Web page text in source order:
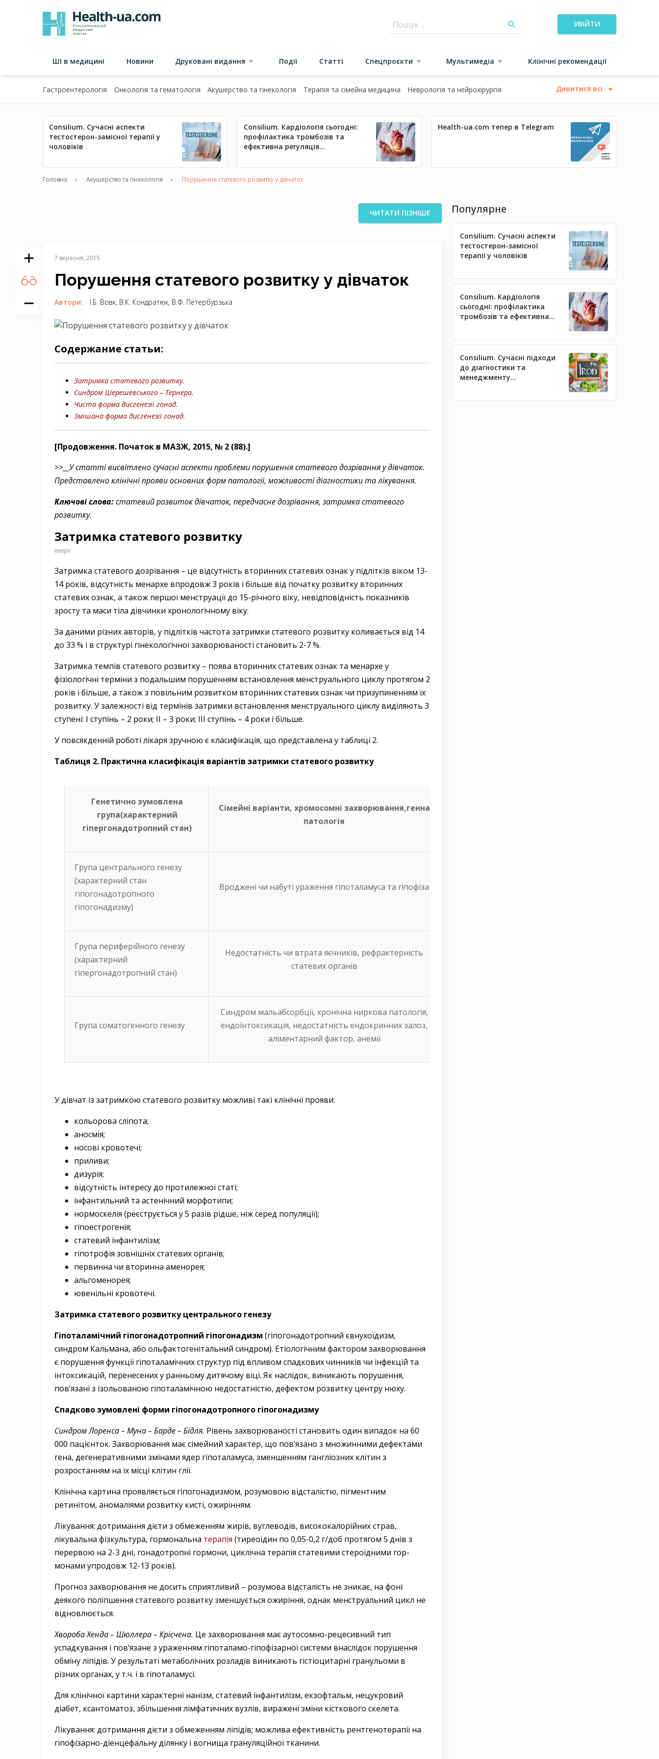
УВІЙТИ
ШІ в медицині Новини Друковані видання Події Статті Спецпроєкти Мультимедіа Клінічні рекомендації
Гастроентерологія Онкологія та гематологія Акушерство та гінекологія Терапія та сімейна медицина Неврологія та нейрохірургія Дивитися всі
Consilium. Сучасні аспекти
тестостерон-замісної терапії у
чоловіків
Consilium. Кардіологія сьогодні:
профілактика тромбозів та
ефективна регуляція
Health-ua.com тепер в Telegram
Головна Акушерство та гінекологія Порушення статевого розвитку у дівчаток
ЧИТАТИ ПІЗНІШЕ
7 вересня, 2015
Порушення статевого розвитку у дівчаток
Автори: І.Б. Вовк, В.К. Кондратюк, В.Ф. Петербурзька
Содержание статьи:
Затримка статевого розвитку.
Синдром Шерешевського – Тернера.
Чиста форма дисгенезії гонад.
Змішана форма дисгенезії гонад.
[Продовження. Початок в МАЗЖ, 2015, № 2 (88).]
>>__У статті висвітлено сучасні аспекти проблеми порушення статевого дозрівання у дівчаток.
Представленоклінічні прояви основних форм патології, можливості діагностики та лікування.
Ключові слова:статевий розвиток дівчаток, передчасне дозрівання, затримка статевого
розвитку.
Затримка статевого розвитку
вверх
Затримка статевого дозрівання – це відсутність вторинних статевих ознак у підлітків віком 13-
14 років, відсутність менархе впродовж 3 років і більше від початку розвитку вторинних
статевих ознак, а також першої менструації до 15-річного віку, невідповідність показників
зросту та маси тіла дівчинки хронологічному віку.
За даними різних авторів, у підлітків частота затримки статевого розвитку коли­вається від 14
до 33 % і в структурі гінекологічної захворюваності становить 2-7 %.
Затримка темпів статевого розвитку – поява вторинних статевих ознак та ме­нархе у
фізіологічні терміни з подальшим порушенням встановлення менструаль­ного циклу протягом 2
років і більше, а також з повільним розвитком вторинних статевих ознак чи призупиненням їх
розвитку. У залежності від термінів затримки встановлення менструального циклу виділяють 3
ступені: І ступінь – 2 роки; II – 3 роки; III ступінь – 4 роки і більше.
У повсякденній роботі лікаря зручною є класифікація, що представлена у таблиці 2.
Таблиця 2. Практична класифікація варіантів затримки статевого розвитку
Генетично зумовлена
група(характерний
гіпергонадотропний стан)
Сімейні варіанти, хромосомні захворювання,генна
патологія
Група центрального генезу
(характерний стан
гіпогонадотропного
гіпогонадизму)
Вроджені чи набуті ураження гіпоталамуса та гіпофіза
Група периферійного генезу
(характерний
гіпергонадотропний стан)
Недостатність чи втрата яєчників, рефрактерність
статевих органів
Група соматогенного генезу
Синдром мальабсорбції, хронічна ниркова патологія,
ендоінтоксикація, недостатність ендокринних залоз,
аліментарний фактор, анемії
У дівчат із затримкою статевого розвитку можливі такі клінічні прояви:
кольорова сліпота;
аносмія;
носові кровотечі;
приливи;
дизурія;
відсутність інтересу до протилежної статі;
інфантильний та астенічний морфотипи;
нормоскелія (реєструється у 5 разів рідше, ніж серед популяції);
гіпоестрогенія;
статевий інфантилізм;
гіпотрофія зовнішніх статевих органів;
первинна чи вторинна аменорея;
альгоменорея;
ювенільні кровотечі.
Затримка статевого розвитку центрального генезу
Гіпоталамічний гіпогонадотропний гіпогонадизм (гіпогонадотропний євнухоїдизм,
синдром Кальмана, або ольфактогенітальний синдром). Етіологічним фактором захворювання
є порушення функції гіпоталамічних структур під впливом спадкових чинників чи інфекцій та
інтоксикацій, перенесених у ранньому дитячому віці. Як наслідок, виникають порушення,
пов’язані з ізольованою гіпоталамічною недо­статністю, дефектом розвитку центру нюху.
Спадково зумовлені форми гіпогонадотропного гіпогонадизму
Синдром Лоренса – Муна – Барде – Бідля. Рівень захворюваності становить один випадок на 60
000 пацієнток. Захворювання має сімейний характер, що пов’язано з множинними дефектами
гена, дегенеративними змінами ядер гіпоталамуса, зменшенням гангліозних клітин з
розростанням на їх місці клітин глії.
Клінічна картина проявляється гіпогонадизмом, розумовою відсталістю, пігментним
ретинітом, ано­маліями розвитку кисті, ожирінням.
Лікування: дотримання дієти з обмеженням жирів, вуглеводів, висококалорійних страв,
лікувальна фізкультура, гормональна терапія (тиреоїдин по 0,05-0,2 г/доб протягом 5 днів з
перер­вою на 2-3 дні, гонадотропні гормони, циклічна терапія статевими стероїдними гор­
монами упродовж 12-13 років).
Прогноз захворювання не досить сприятливий – розумова відсталість не зникає, на фоні
деякого поліпшення статевого розвитку зменшується ожиріння, однак менструальний цикл не
відновлюється.
Хвороба Хенда – Шюллера – Крісчена. Це захворювання має аутосомно-рецесивний тип
успадкування і пов’язане з ураженням гіпоталамо-­гіпофізарної системи внаслідок порушення
обміну ліпідів. У результаті метаболічних розладів виникають гістіоцитарні гранульоми в
різних органах, у т.ч. і в гіпоталамусі.
Для клінічної картини характерні нанізм, статевий інфантилізм, екзофтальм, нецукровий
діабет, ксантоматоз, збільшення лімфатичних вузлів, виражені зміни кісткового скелета.
Лікування: дотримання дієти з обмеженням ліпідів; можлива ефективність рентгенотерапії на
гіпофізарно-діенцефальну ділянку і вогнища грануляційної тканини.
Популярне
Consilium. Сучасні аспекти
тестостерон-замісної
терапії у чоловіків
Consilium. Кардіологія
сьогодні: профілактика
тромбозів та ефективна
Consilium. Сучасні підходи
до діагностики та
менеджменту